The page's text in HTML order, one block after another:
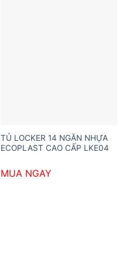
TỦ LOCKER 14 NGĂN NHỰA
ECOPLAST CAO CẤP LKE04
MUA NGAY